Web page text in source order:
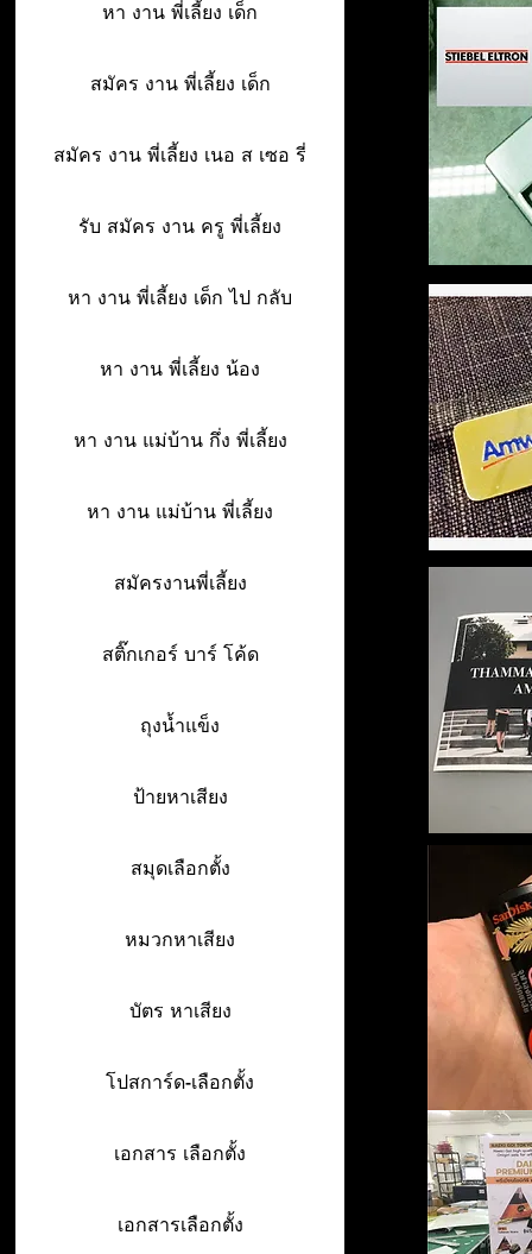
หา งาน พี่เลี้ยง เด็ก
สมัคร งาน พี่เลี้ยง เด็ก
สมัคร งาน พี่เลี้ยง เนอ ส เซอ รี่
รับ สมัคร งาน ครู พี่เลี้ยง
หา งาน พี่เลี้ยง เด็ก ไป กลับ
หา งาน พี่เลี้ยง น้อง
หา งาน แม่บ้าน กึ่ง พี่เลี้ยง
หา งาน แม่บ้าน พี่เลี้ยง
สมัครงานพี่เลี้ยง
สติ๊กเกอร์ บาร์ โค้ด
ถุงน้ำแข็ง
ป้ายหาเสียง
สมุดเลือกตั้ง
หมวกหาเสียง
บัตร หาเสียง
โปสการ์ด-เลือกตั้ง
เอกสาร เลือกตั้ง
เอกสารเลือกตั้ง